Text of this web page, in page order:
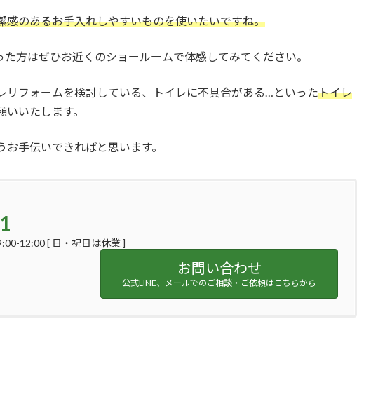
感のあるお手入れしやすいものを使いたいですね。
方はぜひお近くのショールームで体感してみてください。
リフォームを検討している、トイレに不具合がある…といったトイレ
いいたします。
手伝いできればと思います。
12:00 [ 日・祝日は休業 ]
お問い合わせ
公式LINE、メールでのご相談・ご依頼はこちらから